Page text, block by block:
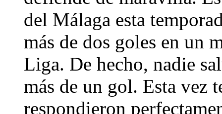
del Málaga esta
más de dos goles en un
Liga. De hecho, nadie
más de un gol. Esta vez
respondieron